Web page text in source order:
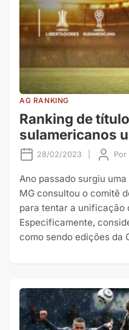
AG RANKING
Ranking de
sulamericanos
28/02/2023 Por
Ano passado surgiu
MG consultou o comitê
para tentar a unificação
Especificamente,
como sendo edições da